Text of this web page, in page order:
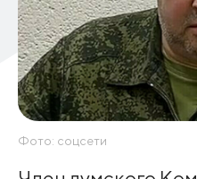
Фото: соцсети